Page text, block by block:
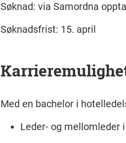
Søknad: via Samordna
Søknadsfrist: 15. april
Med en bachelor i
Leder- og mellomleder